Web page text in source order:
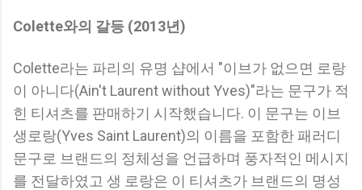
Colette와의 갈등 (2013년)
Colette라는 파리의 유명 샵에서 "이브가 없으면 로랑
이 아니다(Ain't Laurent without Yves)"라는 문구가 적
힌 티셔츠를 판매하기 시작했습니다. 이 문구는 이브
생로랑(Yves Saint Laurent)의 이름을 포함한 패러디
문구로 브랜드의 정체성을 언급하며 풍자적인 메시지
를 전달하였고 생 로랑은 이 티셔츠가 브랜드의 명성